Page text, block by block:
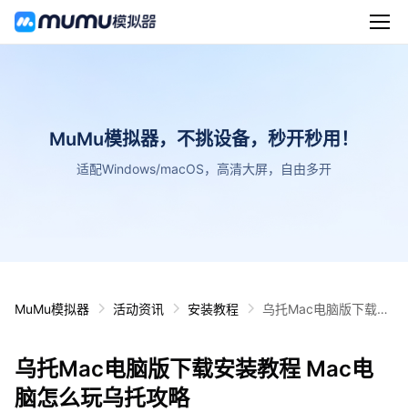
MuMu模拟器，不挑设备，秒开秒用！
适配Windows/macOS，高清大屏，自由多开
MuMu模拟器 活动资讯 安装教程
乌托Mac电脑版下载安
乌托Mac电脑版下载安装教程 Mac电
脑怎么玩乌托攻略